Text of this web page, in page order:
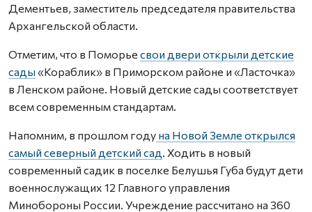
Дементьев, заместитель председателя правительства
Архангельской области.
Отметим, что в Поморье свои двери открыли детские
сады «Кораблик» в Приморском районе и «Ласточка»
в Ленском районе. Новый детские сады соответствует
всем современным стандартам.
Напомним, в прошлом году на Новой Земле открылся
самый северный детский сад. Ходить в новый
современный садик в поселке Белушья Губа будут дети
военнослужащих 12 Главного управления
Минобороны России. Учреждение рассчитано на 360